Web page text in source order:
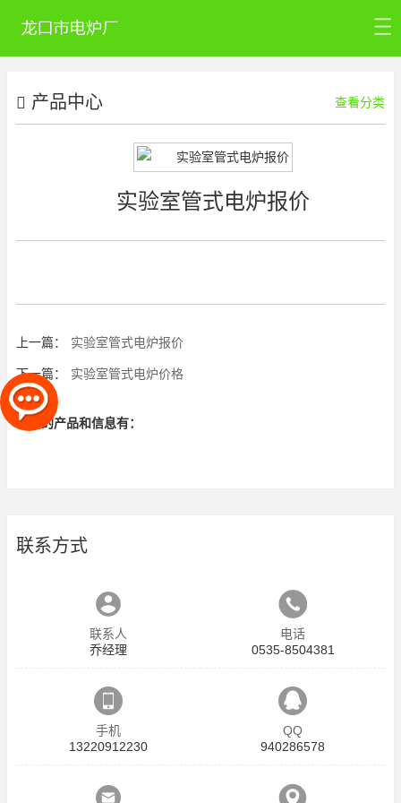
新闻资讯
公司认证
联系我们
产品中心 查看分类
实验室管式电炉报价
上一篇： 实验室管式电炉报价
下一篇： 实验室管式电炉价格
相关的产品和信息有：
联系方式
联系人
乔经理
电话
0535-8504381
手机
13220912230
QQ
940286578